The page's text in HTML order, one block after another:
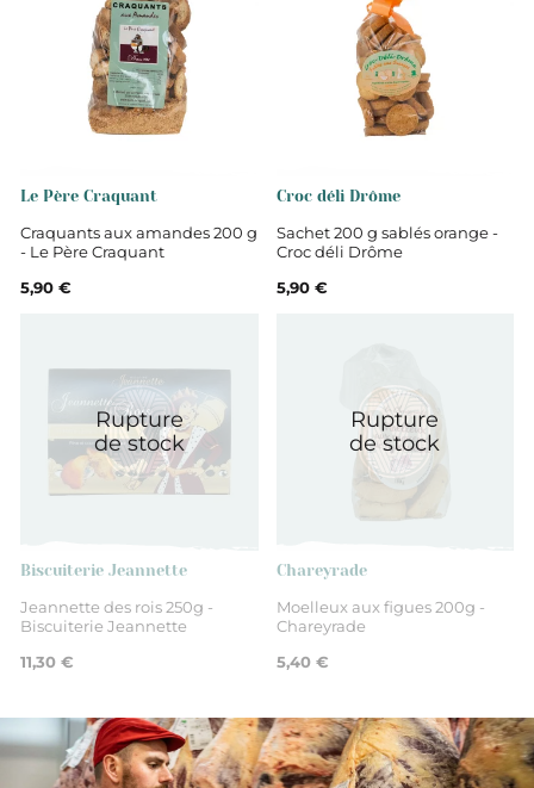
Le Père Craquant
Craquants aux amandes 200 g
- Le Père Craquant
5,90 €
Croc déli Drôme
Sachet 200 g sablés orange -
Croc déli Drôme
5,90 €
Rupture
de stock
Biscuiterie Jeannette
Jeannette des rois 250g -
Biscuiterie Jeannette
11,30 €
Rupture
de stock
Chareyrade
Moelleux aux figues 200g -
Chareyrade
5,40 €